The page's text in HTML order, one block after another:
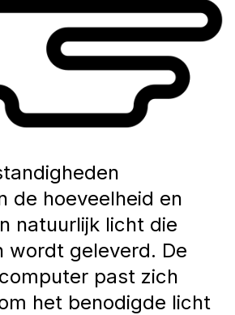
de hoeveelheid en
natuurlijk licht die
wordt geleverd. De
past zich
het benodigde licht